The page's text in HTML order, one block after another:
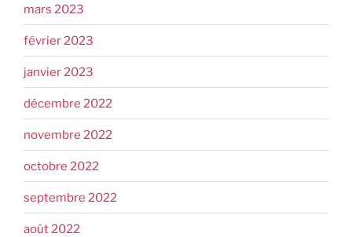
mars 2023
février 2023
janvier 2023
décembre 2022
novembre 2022
octobre 2022
septembre 2022
août 2022